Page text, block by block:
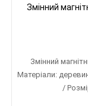
Змінний
Змінний
Матеріали:
/